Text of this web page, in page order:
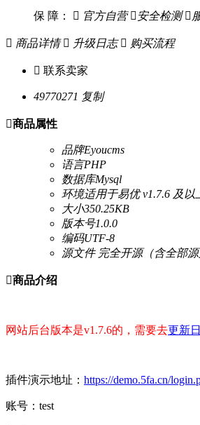
保 障：  官方自营  安全检测 
 商品详情  升级日志  购买流程
 联系卖家
49770271 复制
商品属性
品牌Eyoucms
语言PHP
数据库Mysql
环境适用于易优 v1.7.6 及以
大小350.25KB
版本号1.0.0
编码UTF-8
源文件完全开源（含全部源
商品介绍
网站后台版本是v1.7.6的，需要去更新
插件演示地址： https://demo.5fa.cn/
账号：test